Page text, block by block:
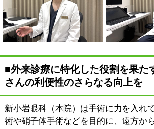
れています。近視は、単に視力が低下するだけはなく、
将来的に緑内障や網膜剥離などを発症するリスクが高く
なることが問題です。そのため、子供のうちから近視の
進行を抑えることは、将来の目の健康を守るうえで重要
す。この機器では、近視治療を続けた場合に、平均と比
べてどの程度近視の進行を抑制できているかがグラフで
表示されるため、治療の成果が目に見える形となり、治
療を継続するモチベーションにもつながります。
近視進行抑制治療にはいくつかの方法がありますが、低
濃度アトロピン点眼薬とオルソケラトロジーの2つが代
表的で、当院でも積極的に取り組んでいます。低濃度ア
トロピン点眼薬またはオルソケラトロジーのいずれか一